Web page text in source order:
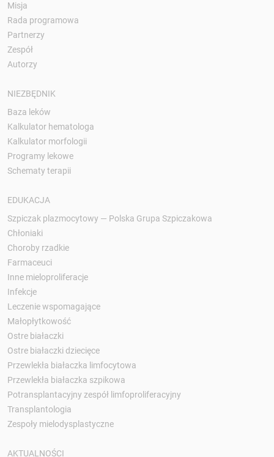
Misja
Rada programowa
Partnerzy
Zespół
Autorzy
NIEZBĘDNIK
Baza leków
Kalkulator hematologa
Kalkulator morfologii
Programy lekowe
Schematy terapii
EDUKACJA
Szpiczak plazmocytowy — Polska Grupa Szpiczakowa
Chłoniaki
Choroby rzadkie
Farmaceuci
Inne mieloproliferacje
Infekcje
Leczenie wspomagające
Małopłytkowość
Ostre białaczki
Ostre białaczki dziecięce
Przewlekła białaczka limfocytowa
Przewlekła białaczka szpikowa
Potransplantacyjny zespół limfoproliferacyjny
Transplantologia
Zespoły mielodysplastyczne
AKTUALNOŚCI